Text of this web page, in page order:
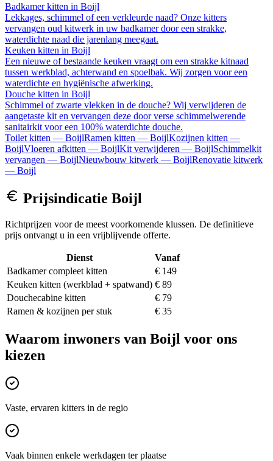
Badkamer kitten in Boijl
Lekkages, schimmel of een verkleurde naad? Onze kitters
vervangen oud kitwerk in uw badkamer door een strakke,
waterdichte naad die jarenlang meegaat.
Keuken kitten in Boijl
Een nieuwe of bestaande keuken vraagt om een strakke kitnaad
tussen werkblad, achterwand en spoelbak. Wij zorgen voor een
waterdichte en hygiënische afwerking.
Douche kitten in Boijl
Schimmel of zwarte vlekken in de douche? Wij verwijderen de
aangetaste kit en vervangen deze door verse schimmelwerende
sanitairkit voor een 100% waterdichte douche.
Toilet kitten — BoijlRamen kitten — BoijlKozijnen kitten —
BoijlVloeren afkitten — BoijlKit verwijderen — BoijlSchimmelkit
vervangen — BoijlNieuwbouw kitwerk — BoijlRenovatie kitwerk
— Boijl
Prijsindicatie Boijl
Richtprijzen voor de meest voorkomende klussen. De definitieve
prijs ontvangt u in een vrijblijvende offerte.
Dienst
Vanaf
Badkamer compleet kitten
€ 149
Keuken kitten (werkblad + spatwand) € 89
Douchecabine kitten
€ 79
Ramen & kozijnen per stuk
€ 35
Waarom inwoners van Boijl voor ons
kiezen
Vaste, ervaren kitters in de regio
Vaak binnen enkele werkdagen ter plaatse